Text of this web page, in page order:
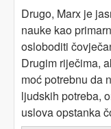
Drugo, Marx je
nauke kao
osloboditi
Drugim riječima,
moć potrebnu da
ljudskih potreba,
uslova opstanka